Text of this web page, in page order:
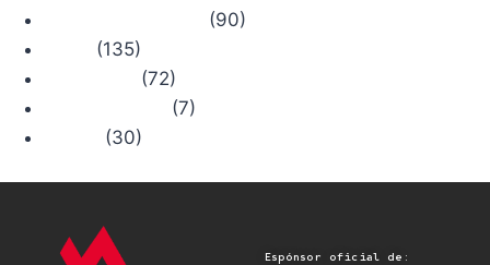
(90)
(135)
(72)
(7)
(30)
Espónsor oficial de: